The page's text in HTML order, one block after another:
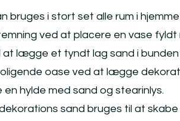
bruges i stort set alle rum i
ved at placere en vase
lægge et tyndt lag sand i
oase ved at lægge
hylde med sand og stearinlys.
sand bruges til at